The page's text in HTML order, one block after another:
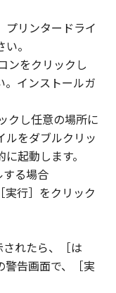
たは「本ソ
時点で発効
れるまで有
およびその
ることによ
できます。
条項に違反
ます。
約書が終了
ェア」およ
は消去するも
2条、第4条
第10条の規
有します。
RIGHTS
プリンタードライ
。
ンをクリックし
。インストールガ
クし任意の場所に
ルをダブルクリッ
起動します。
る場合
実行］をクリック
れたら、［は
警告画面で、［実